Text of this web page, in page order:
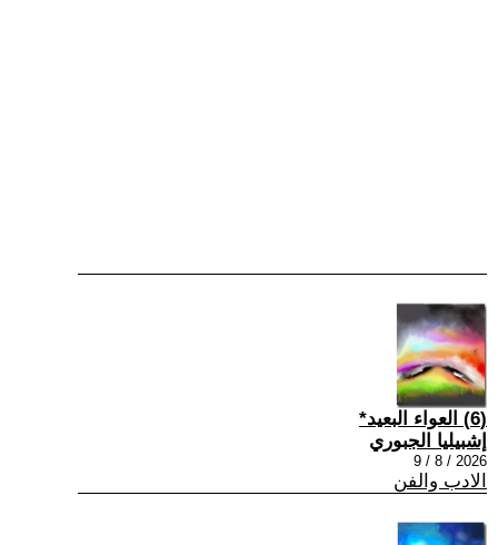
(6) العواء البعيد*
إشبيليا الجبوري
2026 / 8 / 9
الادب والفن